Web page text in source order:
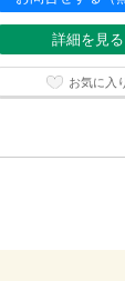
詳細を見る
お気に入